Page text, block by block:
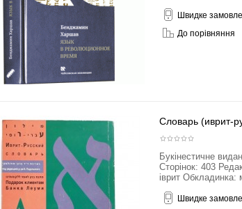
Швидке
До порівняння
Словарь (иврит-
Букінестичне
Сторінок: 403
іврит
Швидке